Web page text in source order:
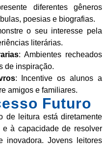
diferentes gêneros
poesias e biografias.
o seu interesse pela
literárias.
: Ambientes recheados
de inspiração.
: Incentive os alunos a
amigos e familiares.
Futuro
de leitura está diretamente
e à capacidade de resolver
inovadora. Jovens leitores